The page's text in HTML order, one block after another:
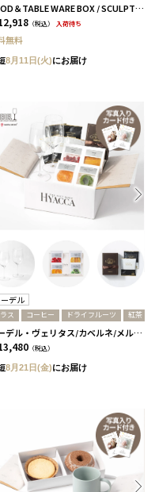
FOOD＆TABLE WARE BOX / SCULPTURE / 鯛めし+お米 / ありがとう米
（税込） 入荷待ち
無料
8月11日(火)にお届け
ーデル
ス コーヒー ドライフルーツ 紅茶
リーデル・ヴェリタス/カベルネ/メルロ 2個セット［リーデル］+ドライフルーツ+コーヒーor紅茶 紅茶
（税込）
8月21日(金)にお届け